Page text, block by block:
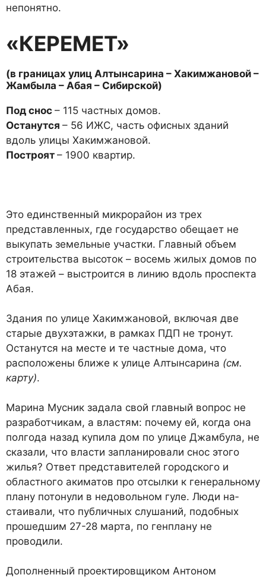
непонятно.
«КЕРЕМЕТ»
(в границах улиц Алтынса­рина – Хакимжановой –
Жамбыла – Абая – Сибир­ской)
Под снос – 115 частных до­мов.
Останутся – 56 ИЖС, часть офисных зданий
вдоль ули­цы Хакимжановой.
Построят – 1900 квартир.
Это единственный микрорай­он из трех
представленных, где государство обещает не
выку­пать земельные участки. Глав­ный объем
строительства вы­соток – восемь жилых домов по
18 этажей – выстроится в линию вдоль проспекта
Абая.
Здания по улице Хакимжано­вой, включая две
старые двух­этажки, в рамках ПДП не тро­нут.
Останутся на месте и те частные дома, что
расположе­ны ближе к улице Алтынсари­на (см.
карту).
Марина Мусник задала свой главный вопрос не
разработчи­кам, а властям: почему ей, когда она
полгода назад купила дом по улице Джамбула, не
сказали, что власти запланировали снос этого
жилья? Ответ представи­телей городского и
областного акиматов про отсылки к гене­ральному
плану потонули в недовольном гуле. Люди на­
стаивали, что публичных слушаний, подобных
про­шедшим 27-28 марта, по генплану не
проводили.
Дополненный про­ектировщиком Анто­ном